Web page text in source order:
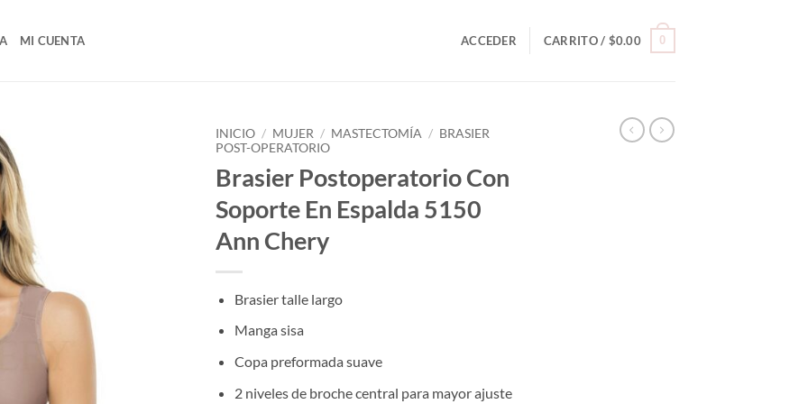
MI CUENTA ACCEDER CARRITO / $0.00 0
INICIO / MUJER / MASTECTOMÍA / BRASIER
POST-OPERATORIO
Brasier Postoperatorio Con
Soporte En Espalda 5150
Ann Chery
Brasier talle largo
Manga sisa
Copa preformada suave
2 niveles de broche central para mayor ajuste